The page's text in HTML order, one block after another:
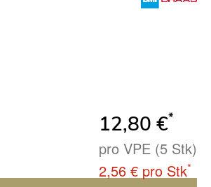
12,80 €*
pro VPE (5 Stk)
2,56 € pro Stk*